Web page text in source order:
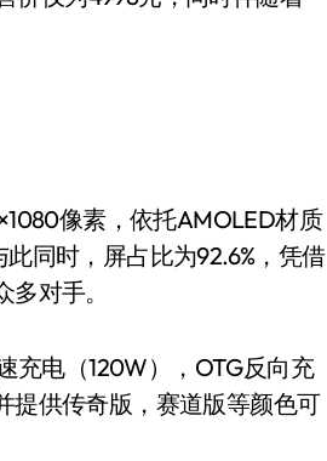
同时，屏占比为92.6%，凭借
对手。
电（120W），OTG反向充
提供传奇版，赛道版等颜色可